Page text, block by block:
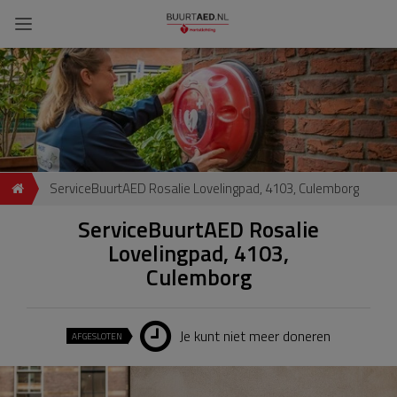
ServiceBuurtAED Rosalie Lovelingpad, 4103, Culemborg
ServiceBuurtAED Rosalie
Lovelingpad, 4103,
Culemborg
AFGESLOTEN Je kunt niet meer doneren